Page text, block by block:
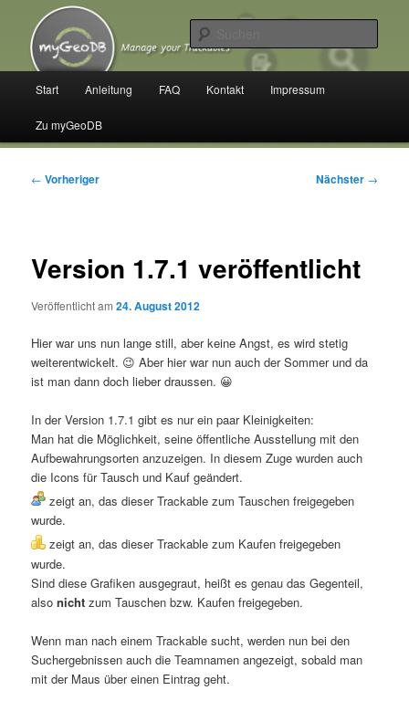
primären
springenmyGeoDB
Manage your Trackables
Start Anleitung FAQ Kontakt Impressum
Zu myGeoDB
Beitragsnavigation
← Vorheriger Nächster →
Version 1.7.1 veröffentlicht
Veröffentlicht am24. August 2012
Hier war uns nun lange still, aber keine Angst, es wird stetig
weiterentwickelt. 😉 Aber hier war nun auch der Sommer und da
ist man dann doch lieber draussen. 😀
In der Version 1.7.1 gibt es nur ein paar Kleinigkeiten:
Man hat die Möglichkeit, seine öffentliche Ausstellung mit den
Aufbewahrungsorten anzuzeigen. In diesem Zuge wurden auch
die Icons für Tausch und Kauf geändert.
zeigt an, das dieser Trackable zum Tauschen freigegeben
wurde.
zeigt an, das dieser Trackable zum Kaufen freigegeben
wurde.
Sind diese Grafiken ausgegraut, heißt es genau das Gegenteil,
alsonicht zum Tauschen bzw. Kaufen freigegeben.
Wenn man nach einem Trackable sucht, werden nun bei den
Suchergebnissen auch die Teamnamen angezeigt, sobald man
mit der Maus über einen Eintrag geht.